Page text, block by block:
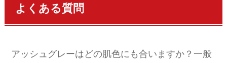
よくある質問
アッシュグレーはどの肌色にも合いますか？一般